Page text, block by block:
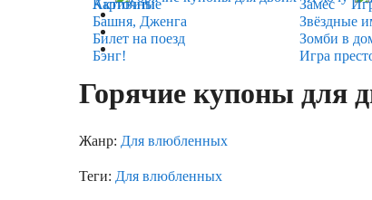
Карточные
Активити
Башня, Дженга
Билет на поезд
Бэнг!
Замес
Звёздные
Зомби в
Игра
Горячие купоны для
Жанр: Для влюбленных
Теги: Для влюбленных